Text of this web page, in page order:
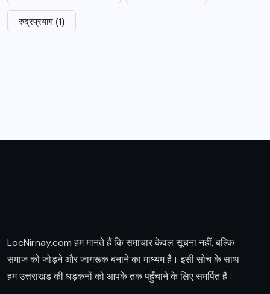
रुद्रप्रयाग (1)
LocNirnay.com हम मानते हैं कि समाचार केवल सूचना नहीं, बल्कि
समाज को जोड़ने और जागरूक बनाने का माध्यम है। इसी सोच के साथ
हम उत्तराखंड की धड़कनों को आपके तक पहुँचाने के लिए समर्पित हैं।